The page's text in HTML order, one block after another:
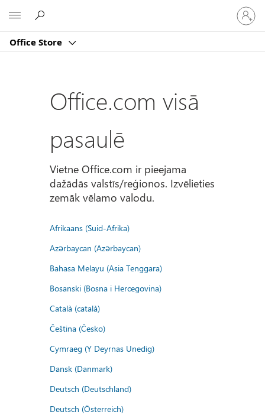
Office Store
savā
kontā
Office.com visā
pasaulē
Vietne Office.com ir pieejama
dažādās valstīs/reģionos. Izvēlieties
zemāk vēlamo valodu.
Afrikaans (Suid-Afrika)
Azərbaycan (Azərbaycan)
Bahasa Melayu (Asia Tenggara)
Bosanski (Bosna i Hercegovina)
Català (català)
Čeština (Česko)
Cymraeg (Y Deyrnas Unedig)
Dansk (Danmark)
Deutsch (Deutschland)
Deutsch (Österreich)